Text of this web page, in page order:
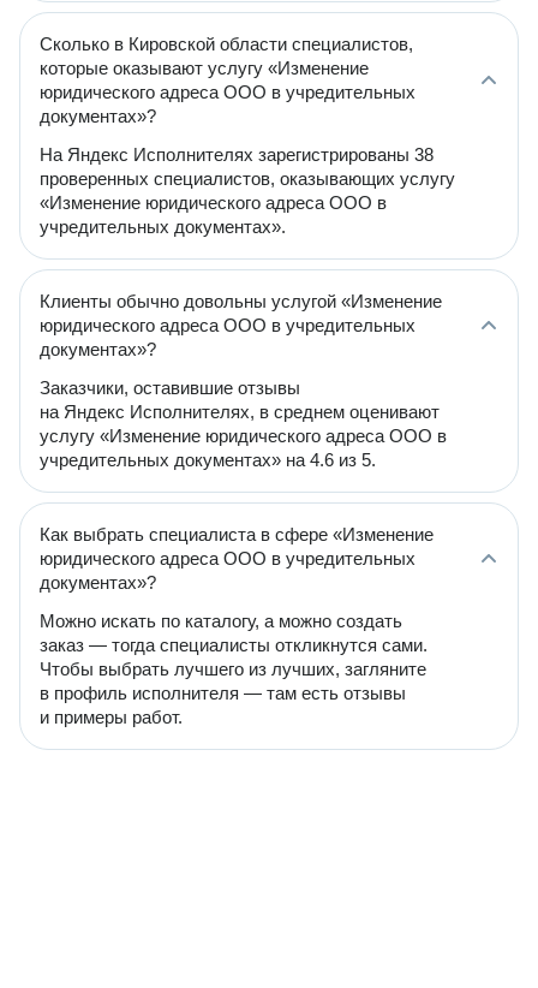
Сколько в Кировской области специалистов,
которые оказывают услугу «Изменение
юридического адреса ООО в учредительных
документах»?
На Яндекс Исполнителях зарегистрированы 38
проверенных специалистов, оказывающих услугу
«Изменение юридического адреса ООО в
учредительных документах».
Клиенты обычно довольны услугой «Изменение
юридического адреса ООО в учредительных
документах»?
Заказчики, оставившие отзывы
на Яндекс Исполнителях, в среднем оценивают
услугу «Изменение юридического адреса ООО в
учредительных документах» на 4.6 из 5.
Как выбрать специалиста в сфере «Изменение
юридического адреса ООО в учредительных
документах»?
Можно искать по каталогу, а можно создать
заказ — тогда специалисты откликнутся сами.
Чтобы выбрать лучшего из лучших, загляните
в профиль исполнителя — там есть отзывы
и примеры работ.